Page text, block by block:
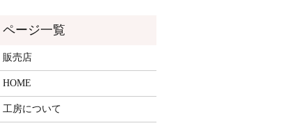
販売店
HOME
工房について